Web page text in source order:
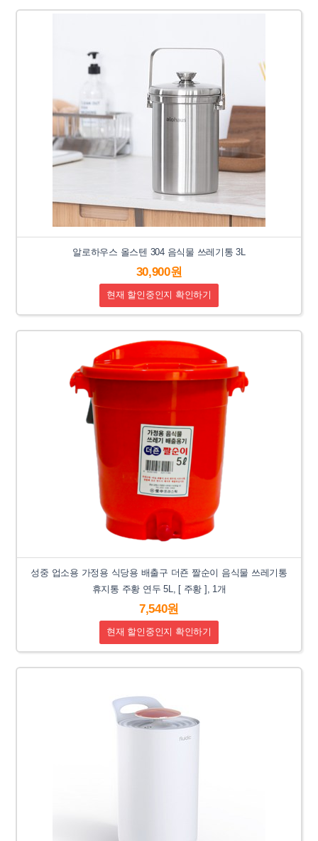
알로하우스 올스텐 304 음식물 쓰레기통 3L
30,900원
현재 할인중인지 확인하기
성중 업소용 가정용 식당용 배출구 더죤 짤순이 음식물 쓰레기통
휴지통 주황 연두 5L, [ 주황 ], 1개
7,540원
현재 할인중인지 확인하기